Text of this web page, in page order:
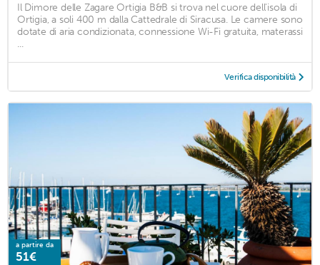
Il Dimore delle Zagare Ortigia B&B si trova nel cuore dell'isola di
Ortigia, a soli 400 m dalla Cattedrale di Siracusa. Le camere sono
dotate di aria condizionata, connessione Wi-Fi gratuita, materassi
...
Verifica disponibilità
a partire da
51€